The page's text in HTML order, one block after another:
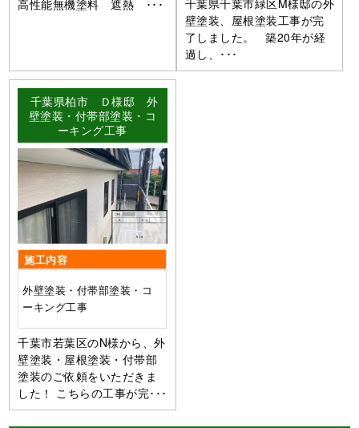
高性能無機塗料 遮熱 ･･･
壁塗装、屋根塗装工事が完
了しました。 築20年が経
過し、･･･
千葉県柏市 Ｄ様邸 外
壁塗装・付帯部塗装・コ
ーキング工事
施工内容
外壁塗装・付帯部塗装・コ
ーキング工事
千葉市若葉区のN様から、外
壁塗装・屋根塗装・付帯部
塗装のご依頼をいただきま
した！ こちらの工事が完･･･